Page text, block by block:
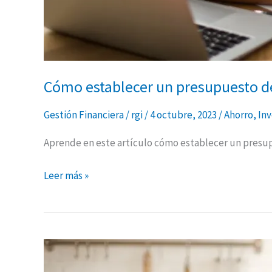
Cómo establecer un presupuesto
Gestión Financiera/rgi/4 octubre, 2023 /Ahorro,
Aprende en este artículo cómo establecer un
Leer más »
Claves